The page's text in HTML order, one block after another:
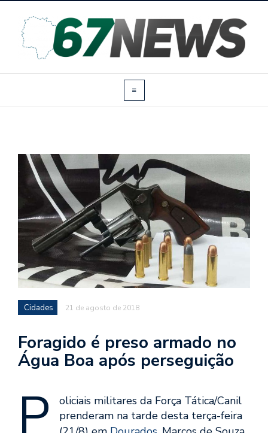
Cidades 21 de agosto de 2018
Foragido é preso armado no
Água Boa após perseguição
P
oliciais militares da Força Tática/Canil
prenderam na tarde desta terça-feira